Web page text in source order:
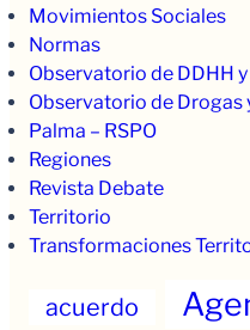
Movimientos Sociales
Normas
Observatorio de DDHH
Observatorio de Drogas
Palma – RSPO
Regiones
Revista Debate
Territorio
Transformaciones
acuerdo